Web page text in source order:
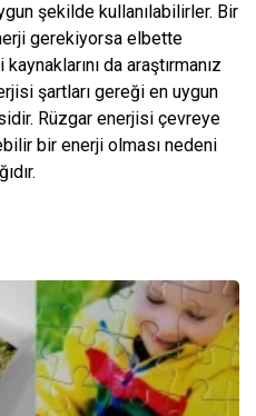
şekilde kullanılabilirler. Bir
gerekiyorsa elbette
da araştırmanız
şartları gereği en uygun
Rüzgar enerjisi çevreye
bir enerji olması nedeni